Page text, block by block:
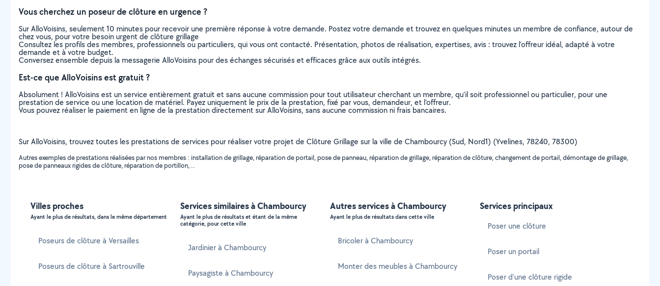
Vous cherchez un poseur de clôture en urgence ?
Sur AlloVoisins, seulement 10 minutes pour recevoir une première réponse à votre demande. Postez votre demande et trouvez en quelques minutes un membre de confiance, autour de
chez vous, pour votre besoin urgent de clôture grillage
Consultez les profils des membres, professionnels ou particuliers, qui vous ont contacté. Présentation, photos de réalisation, expertises, avis : trouvez l'offreur idéal, adapté à votre
demande et à votre budget.
Conversez ensemble depuis la messagerie AlloVoisins pour des échanges sécurisés et efficaces grâce aux outils intégrés.
Est-ce que AlloVoisins est gratuit ?
Absolument ! AlloVoisins est un service entièrement gratuit et sans aucune commission pour tout utilisateur cherchant un membre, qu’il soit professionnel ou particulier, pour une
prestation de service ou une location de matériel. Payez uniquement le prix de la prestation, fixé par vous, demandeur, et l’offreur.
Vous pouvez réaliser le paiement en ligne de la prestation directement sur AlloVoisins, sans aucune commission ni frais bancaires.
Sur AlloVoisins, trouvez toutes les prestations de services pour réaliser votre projet de Clôture Grillage sur la ville de Chambourcy (Sud, Nord1) (Yvelines, 78240, 78300)
Autres exemples de prestations réalisées par nos membres : installation de grillage, réparation de portail, pose de panneau, réparation de grillage, réparation de clôture, changement de portail, démontage de grillage,
pose de panneaux rigides de clôture, réparation de portillon, ..
Villes proches
Ayant le plus de résultats, dans le même département
Poseurs de clôture à Versailles
Poseurs de clôture à Sartrouville
Services similaires à Chambourcy
Ayant le plus de résultats et étant de la même
catégorie, pour cette ville
Jardinier à Chambourcy
Paysagiste à Chambourcy
Autres services à Chambourcy
Ayant le plus de résultats dans cette ville
Bricoler à Chambourcy
Monter des meubles à Chambourcy
Services principaux
Poser une clôture
Poser un portail
Poser d'une clôture rigide